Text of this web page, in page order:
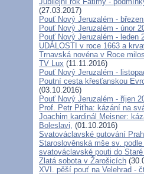
(27.03.2017)
Pouť Nový Jeruzalém -
Pouť Nový Jeruzalém - únor
Pouť Nový Jeruzalém - leden
UDÁLOSTI v roce 1663 a
Trnavská novéna v Roce
TV Lux (11.11.2016)
Pouť Nový Jeruzalém -
Poutní cesta křesťanskou
(03.10.2016)
Pouť Nový Jeruzalém - říjen
Prof. Petr Piťha: kázání na
Joachim kardinál Meisner:
Boleslavi, (01.10.2016)
Svatováclavské putování
Staroslověnská mše sv.
svatováclavské pouti do
Zlatá sobota v Žarošicích
XVI. pěší pouť na Velehrad -